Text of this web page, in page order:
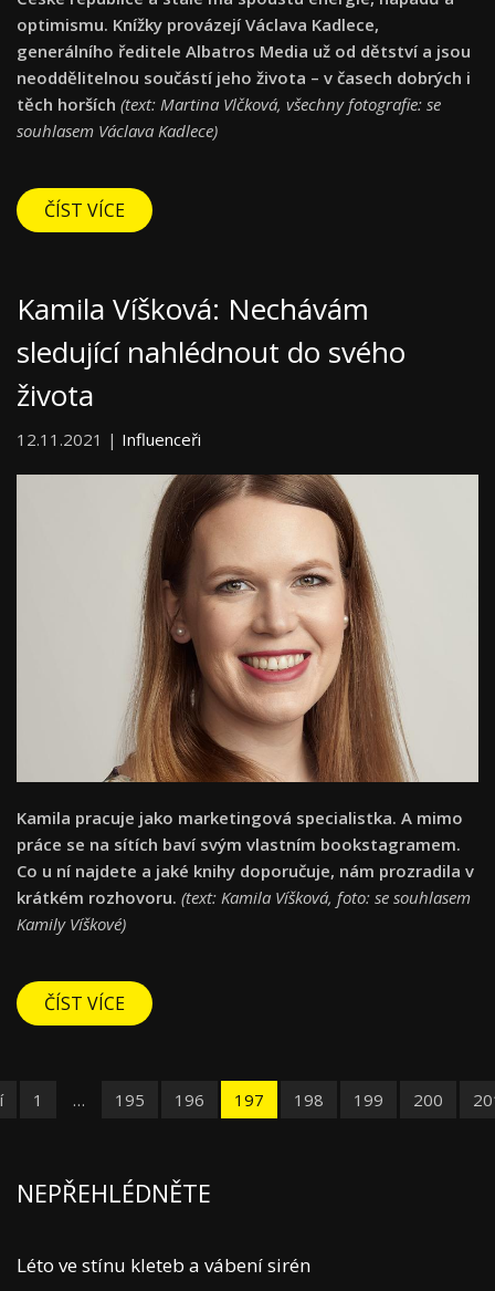
optimismu. Knížky provázejí Václava Kadlece,
generálního ředitele Albatros Media už od dětství a jsou
neoddělitelnou součástí jeho života – v časech dobrých i
těch horších (text: Martina Vlčková, všechny fotografie: se
souhlasem Václava Kadlece)
ČÍST VÍCE
Kamila Víšková: Nechávám
sledující nahlédnout do svého
života
12.11.2021 | Influenceři
Kamila pracuje jako marketingová specialistka. A mimo
práce se na sítích baví svým vlastním bookstagramem.
Co u ní najdete a jaké knihy doporučuje, nám prozradila v
krátkém rozhovoru. (text: Kamila Víšková, foto: se souhlasem
Kamily Víškové)
ČÍST VÍCE
1 … 195 196 197 198 199 200
NEPŘEHLÉDNĚTE
Léto ve stínu kleteb a vábení sirén